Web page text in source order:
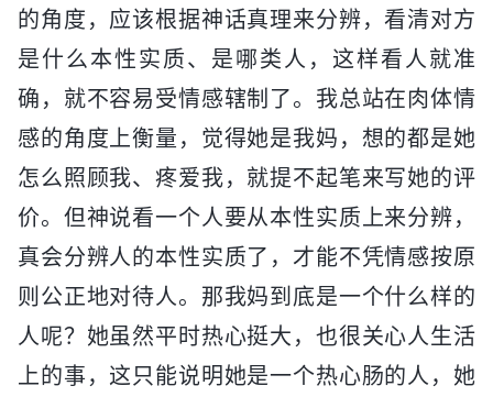
的角度，应该根据神话真理来分辨，看清对方
是什么本性实质、是哪类人，这样看人就准
确，就不容易受情感辖制了。我总站在肉体情
感的角度上衡量，觉得她是我妈，想的都是她
怎么照顾我、疼爱我，就提不起笔来写她的评
价。但神说看一个人要从本性实质上来分辨，
真会分辨人的本性实质了，才能不凭情感按原
则公正地对待人。那我妈到底是一个什么样的
人呢？她虽然平时热心挺大，也很关心人生活
上的事，这只能说明她是一个热心肠的人，她